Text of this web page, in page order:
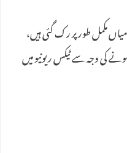
مکمل طور پر رک گئی ہیں،
کی وجہ سے ٹیکس ریونیو میں‌